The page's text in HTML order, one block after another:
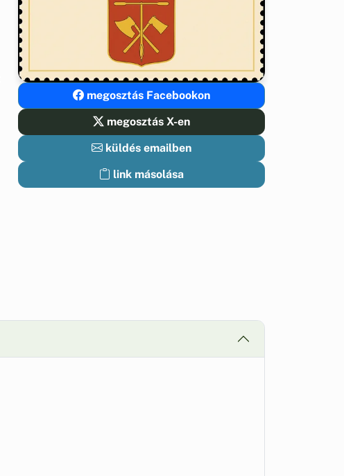
megosztás Facebookon
megosztás X-en
küldés emailben
link másolása